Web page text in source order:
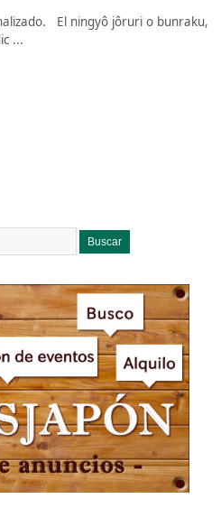
El ningyô jôruri o bunraku,
...